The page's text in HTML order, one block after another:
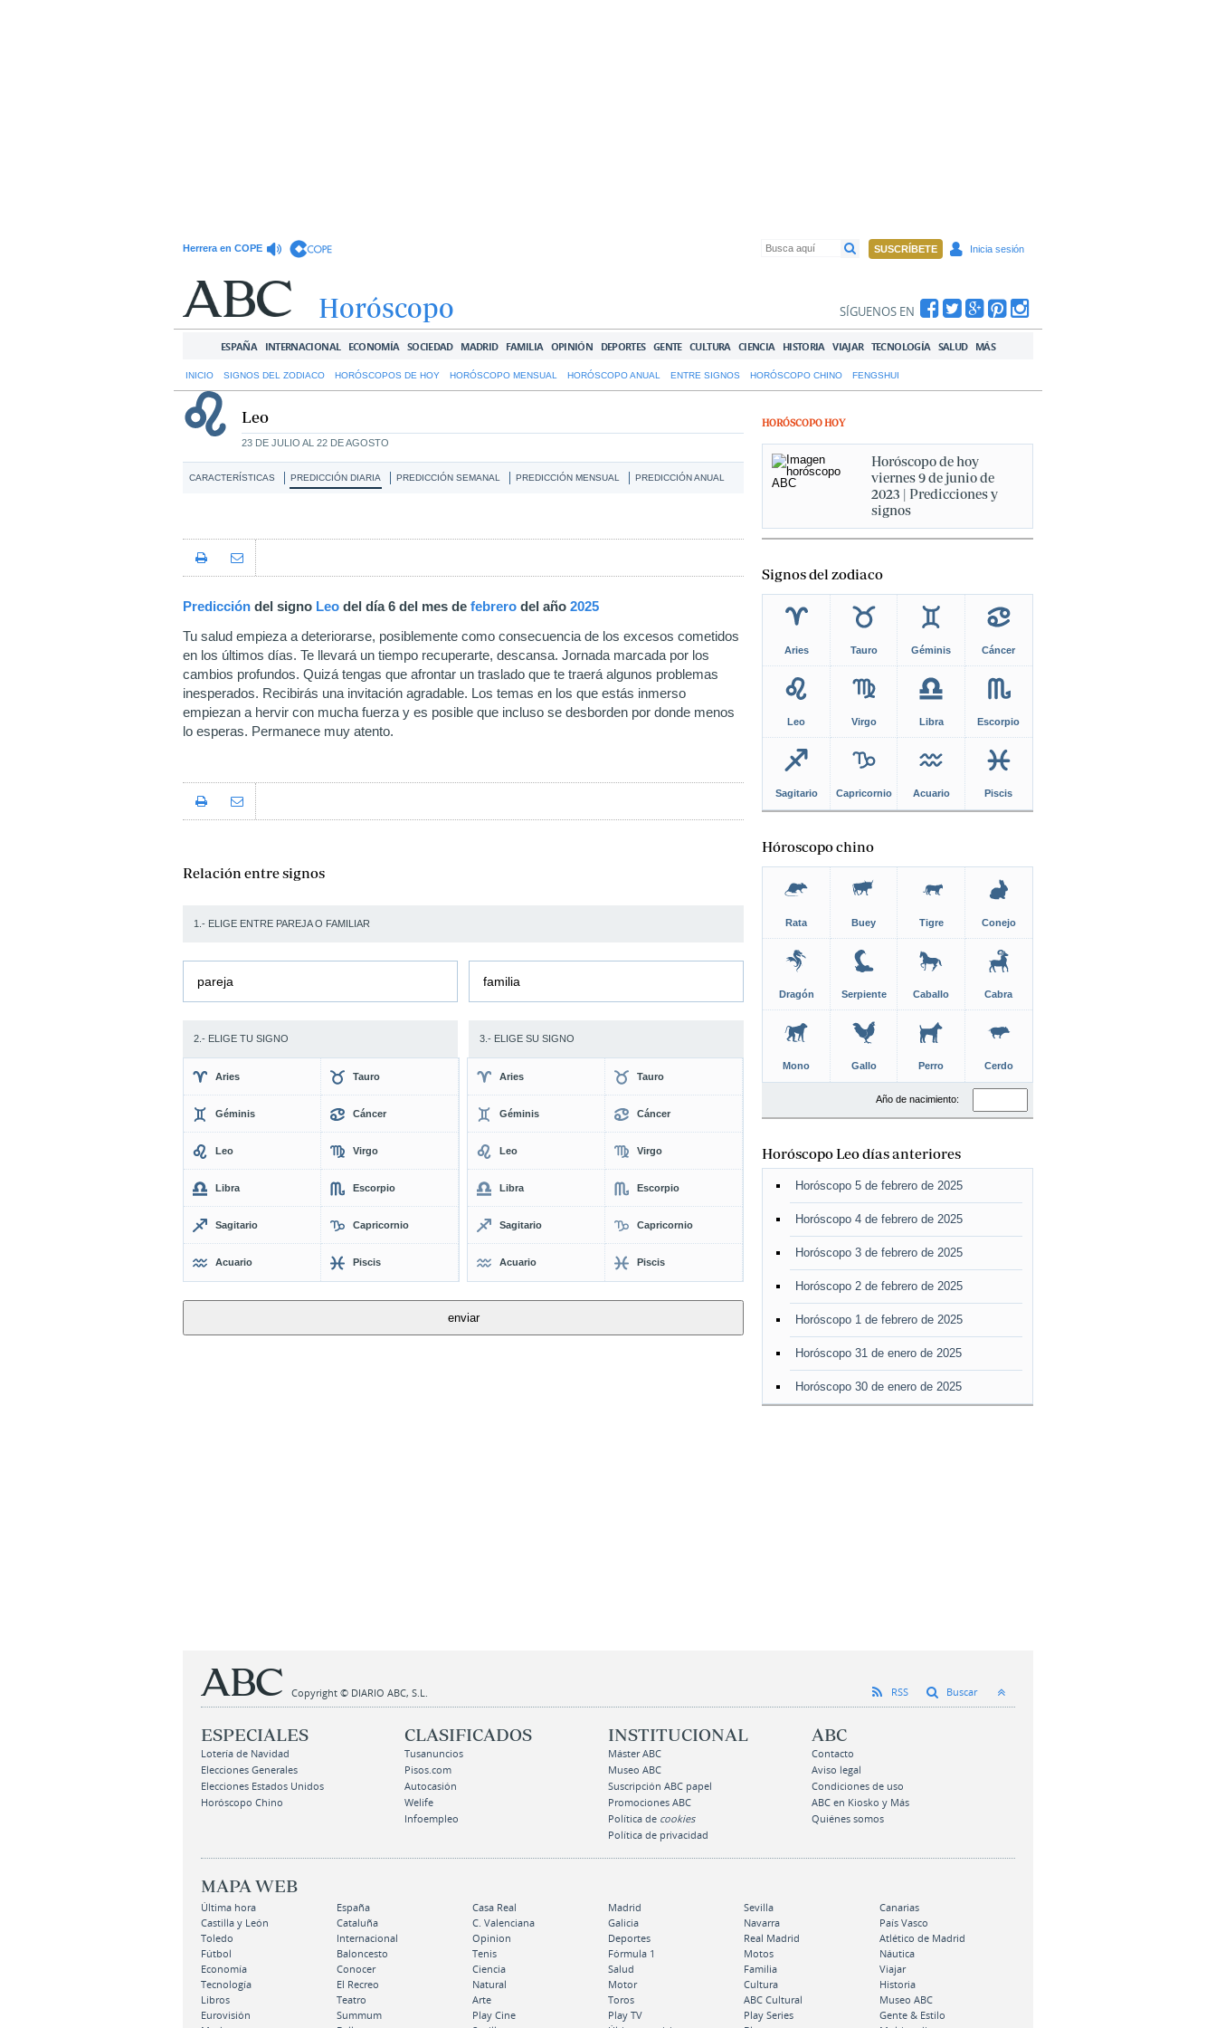
SUSCRÍBETE Inicia sesión
Herrera en COPE
SÍGUENOS EN
ESPAÑA INTERNACIONAL ECONOMÍA SOCIEDAD MADRID FAMILIA OPINIÓN DEPORTES GENTE CULTURA CIENCIA HISTORIA VIAJAR TECNOLOGÍA SALUD MÁS
INICIO SIGNOS DEL ZODIACO HORÓSCOPOS DE HOY HORÓSCOPO MENSUAL HORÓSCOPO ANUAL ENTRE SIGNOS HORÓSCOPO CHINO FENGSHUI
Horóscopo
Leo
23 DE JULIO AL 22 DE AGOSTO
CARACTERÍSTICAS PREDICCIÓN DIARIA PREDICCIÓN SEMANAL PREDICCIÓN MENSUAL PREDICCIÓN ANUAL
Predicción del signo Leo del día 6 del mes de febrero del año 2025
Tu salud empieza a deteriorarse, posiblemente como consecuencia de los excesos cometidos
en los últimos días. Te llevará un tiempo recuperarte, descansa. Jornada marcada por los
cambios profundos. Quizá tengas que afrontar un traslado que te traerá algunos problemas
inesperados. Recibirás una invitación agradable. Los temas en los que estás inmerso
empiezan a hervir con mucha fuerza y es posible que incluso se desborden por donde menos
lo esperas. Permanece muy atento.
Relación entre signos
1.- ELIGE ENTRE PAREJA O FAMILIAR
pareja familia
2.- ELIGE TU SIGNO 3.- ELIGE SU SIGNO
Aries Tauro
Géminis Cáncer
Leo Virgo
Libra Escorpio
Sagitario Capricornio
Acuario Piscis
Aries Tauro
Géminis Cáncer
Leo Virgo
Libra Escorpio
Sagitario Capricornio
Acuario Piscis
HORÓSCOPO HOY
Horóscopo de hoy
viernes 9 de junio de
2023 | Predicciones y
signos
Signos del zodiaco
Aries Tauro Géminis Cáncer
Leo Virgo Libra Escorpio
Sagitario Capricornio Acuario Piscis
Hóroscopo chino
Rata Buey Tigre Conejo
Dragón Serpiente Caballo Cabra
Mono Gallo Perro Cerdo
Año de nacimiento:
Horóscopo Leo días anteriores
Horóscopo 5 de febrero de 2025
Horóscopo 4 de febrero de 2025
Horóscopo 3 de febrero de 2025
Horóscopo 2 de febrero de 2025
Horóscopo 1 de febrero de 2025
Horóscopo 31 de enero de 2025
Horóscopo 30 de enero de 2025
Copyright © DIARIO ABC, S.L. RSS Buscar
ESPECIALES
Lotería de Navidad
Elecciones Generales
Elecciones Estados Unidos
Horóscopo Chino
CLASIFICADOS
Tusanuncios
Pisos.com
Autocasión
Welife
Infoempleo
INSTITUCIONAL
Máster ABC
Museo ABC
Suscripción ABC papel
Promociones ABC
Política de cookies
Política de privacidad
ABC
Contacto
Aviso legal
Condiciones de uso
ABC en Kiosko y Más
Quiénes somos
MAPA WEB
Última hora España Casa Real Madrid Sevilla
Canarias
Castilla y León
Cataluña C. Valenciana Galicia Navarra
País Vasco
Toledo
Internacional Opinion Deportes Real Madrid
Atlético de Madrid
Fútbol
Baloncesto Tenis Fórmula 1 Motos
Náutica
Economía
Conocer Ciencia Salud Familia
Viajar
Tecnología
El Recreo Natural Motor Cultura
Historia
Libros
Teatro Arte Toros ABC Cultural
Museo ABC
Eurovisión
Summum Play Cine Play TV Play Series
Gente & Estilo